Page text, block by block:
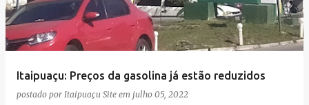
Itaipuaçu: Preços da gasolina já estão reduzidos
postado por Itaipuaçu Site em julho 05, 2022